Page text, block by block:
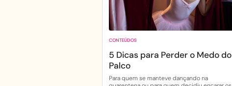
CONTEÚDOS
5 Dicas para Perder o Medo do
Palco
Para quem se manteve dançando na